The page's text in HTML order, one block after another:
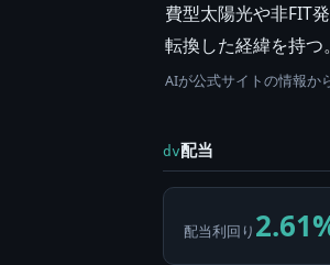
費型太陽光や非FIT
転換した経緯を持つ
AIが公式サイトの情報か
dv配当
配当利回り